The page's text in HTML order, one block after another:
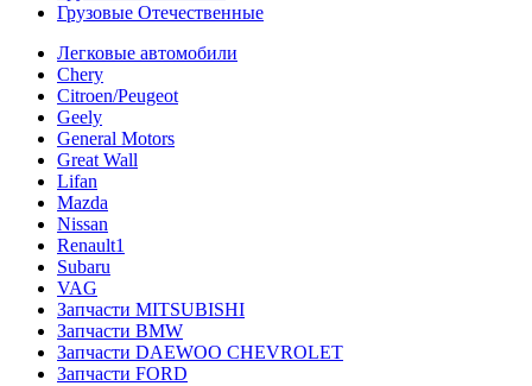
Грузовые Отечественные
Легковые автомобили
Chery
Citroen/Peugeot
Geely
General Motors
Great Wall
Lifan
Mazda
Nissan
Renault1
Subaru
VAG
Запчасти MITSUBISHI
Запчасти BMW
Запчасти DAEWOO CHEVROLET
Запчасти FORD